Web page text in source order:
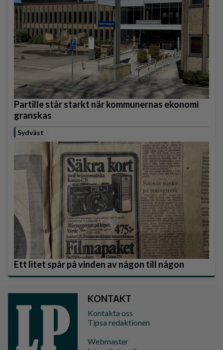
Partille står starkt när kommunernas ekonomi
granskas
Sydväst
Ett litet spår på vinden av någon till någon
KONTAKT
Kontakta oss
Tipsa redaktionen
Webmaster